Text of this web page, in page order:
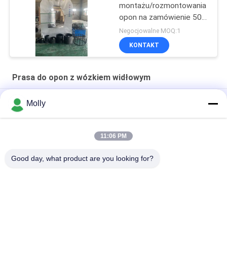
montażu/rozmontowania
opon na zamówienie 500
ton Maszyna do
prasowania opon stałych
11KW 480V z
przerywaczami i
kontaktorami CHINT
Negocjowalne MOQ:1
KONTAKT
Prasa do opon z wózkiem widłowym
TP 250 Przeskowy hydrauliczny
Prasa przemysłowa do wózków widłowych
Maszyna do prasowania opon do ciężkich wózków widłowych
Molly
11:06 PM
Good day, what product are you looking for?